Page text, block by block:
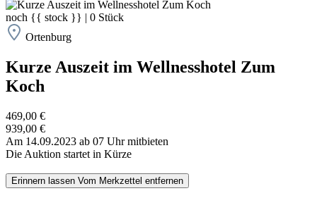
noch {{ stock }} | 0 Stück
Ortenburg
Kurze Auszeit im Wellnesshotel Zum
Koch
469,00 €
939,00 €
Am 14.09.2023 ab 07 Uhr mitbieten
Die Auktion startet in Kürze
Erinnern lassen Vom Merkzettel entfernen